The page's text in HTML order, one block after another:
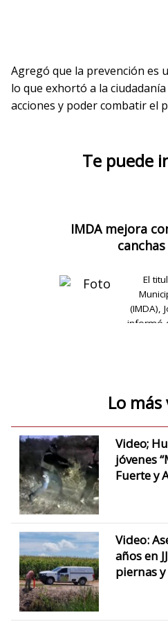
Agregó que la prevención es
lo que exhortó a la
acciones y poder combatir el
Te puede
IMDA mejora
El
(IMDA),
informó
Lo
Video;
jóvenes
Fuerte y
Video:
años en
piernas